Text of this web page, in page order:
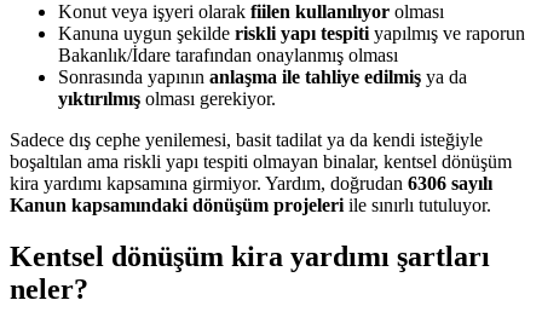
Konut veya işyeri olarak fiilen kullanılıyor olması
Kanuna uygun şekilde riskli yapı tespitiyapılmış ve raporun
Bakanlık/İdare tarafından onaylanmış olması
Sonrasında yapının anlaşma ile tahliye edilmiş ya da
yıktırılmış olması gerekiyor.
Sadece dış cephe yenilemesi, basit tadilat ya da kendi isteğiyle
boşaltılan ama riskli yapı tespiti olmayan binalar, kentsel dönüşüm
kira yardımı kapsamına girmiyor. Yardım, doğrudan 6306 sayılı
Kanun kapsamındaki dönüşüm projeleriile sınırlı tutuluyor.
Kentsel dönüşüm kira yardımı şartları
neler?